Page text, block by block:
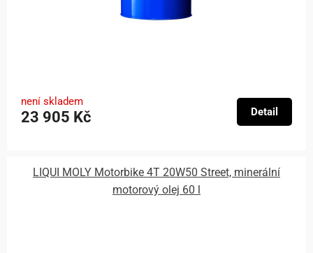
není skladem
23 905 Kč Detail
LIQUI MOLY Motorbike 4T 20W50 Street, minerální
motorový olej 60 l